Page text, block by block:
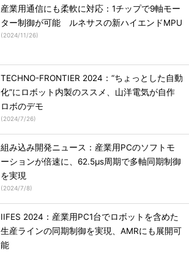
産業用通信にも柔軟に対応：1チップで9軸モー
ター制御が可能 ルネサスの新ハイエンドMPU
(2024/11/26)
TECHNO-FRONTIER 2024：“ちょっとした自動
化”にロボット内製のススメ、山洋電気が自作
ロボのデモ
(2024/7/26)
組み込み開発ニュース：産業用PCのソフトモ
ーションが倍速に、62.5μs周期で多軸同期制御
を実現
(2024/7/8)
IIFES 2024：産業用PC1台でロボットを含めた
生産ラインの同期制御を実現、AMRにも展開可
能